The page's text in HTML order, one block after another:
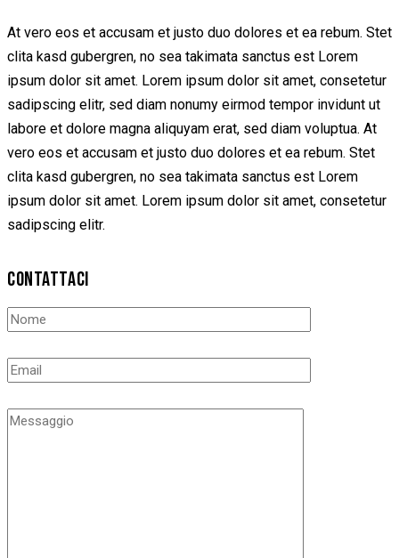
At vero eos et accusam et justo duo dolores et ea rebum. Stet
clita kasd gubergren, no sea takimata sanctus est Lorem
ipsum dolor sit amet. Lorem ipsum dolor sit amet, consetetur
sadipscing elitr, sed diam nonumy eirmod tempor invidunt ut
labore et dolore magna aliquyam erat, sed diam voluptua. At
vero eos et accusam et justo duo dolores et ea rebum. Stet
clita kasd gubergren, no sea takimata sanctus est Lorem
ipsum dolor sit amet. Lorem ipsum dolor sit amet, consetetur
sadipscing elitr.
CONTATTACI